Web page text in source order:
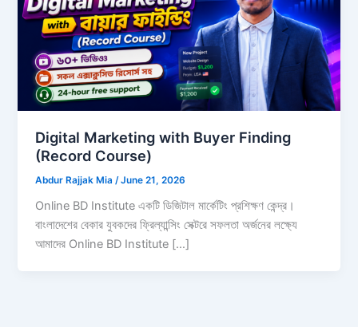
Digital Marketing with Buyer Finding
(Record Course)
Abdur Rajjak Mia /June 21, 2026
Online BD Institute একটি ডিজিটাল মার্কেটিং প্রশিক্ষণ কেন্দ্র।
বাংলাদেশের বেকার যুবকদের ফ্রিল্যান্সিং সেক্টরে সফলতা অর্জনের লক্ষ্যে
আমাদের Online BD Institute […]